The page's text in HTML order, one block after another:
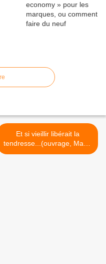
Et si vieillir libérait la
tendresse...(ouvrage, Marie
de Hennezel et Philippe